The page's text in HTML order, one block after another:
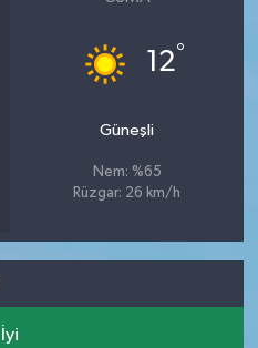
12°
Güneşli
Nem: %65
Rüzgar: 26 km/h
İyi